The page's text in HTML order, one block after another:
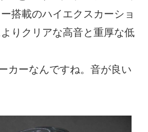
搭載のハイエクスカーショ
りクリアな高音と重厚な低
カーなんですね。音が良い